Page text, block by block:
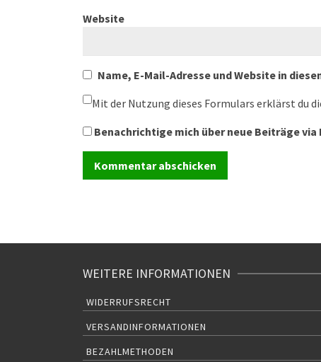
Website
Name, E-Mail-Adresse und Website in
Mit der Nutzung dieses Formulars erklärst du
Benachrichtige mich über neue Beiträge via
WEITERE INFORMATIONEN
WIDERRUFSRECHT
VERSANDINFORMATIONEN
BEZAHLMETHODEN